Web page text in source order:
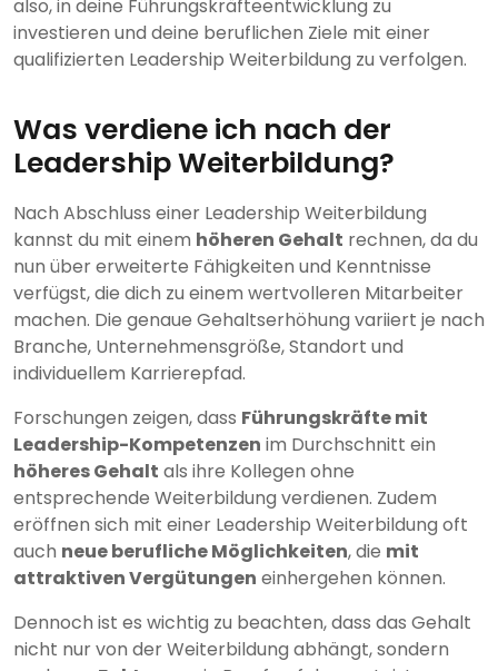
also, in deine Führungskräfteentwicklung zu
investieren und deine beruflichen Ziele mit einer
qualifizierten Leadership Weiterbildung zu verfolgen.
Was verdiene ich nach der
Leadership Weiterbildung?
Nach Abschluss einer Leadership Weiterbildung
kannst du mit einem höheren Gehalt rechnen, da du
nun über erweiterte Fähigkeiten und Kenntnisse
verfügst, die dich zu einem wertvolleren Mitarbeiter
machen. Die genaue Gehaltserhöhung variiert je nach
Branche, Unternehmensgröße, Standort und
individuellem Karrierepfad.
Forschungen zeigen, dass Führungskräfte mit
Leadership-Kompetenzen im Durchschnitt ein
höheres Gehalt als ihre Kollegen ohne
entsprechende Weiterbildung verdienen. Zudem
eröffnen sich mit einer Leadership Weiterbildung oft
auch neue berufliche Möglichkeiten, die mit
attraktiven Vergütungen einhergehen können.
Dennoch ist es wichtig zu beachten, dass das Gehalt
nicht nur von der Weiterbildung abhängt, sondern